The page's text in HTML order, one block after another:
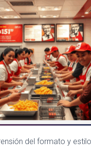
del formato y